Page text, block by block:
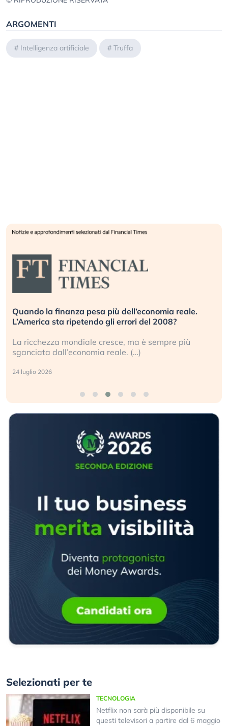
ARGOMENTI
# Intelligenza artificiale # Truffa
Quando la finanza pesa più dell’economia reale.
L’America sta ripetendo gli errori del 2008?
La ricchezza mondiale cresce, ma è sempre più
sganciata dall’economia reale. (…)
24 luglio 2026
Selezionati per te
TECNOLOGIA
Netflix non sarà più disponibile su
questi televisori a partire dal 6 maggio